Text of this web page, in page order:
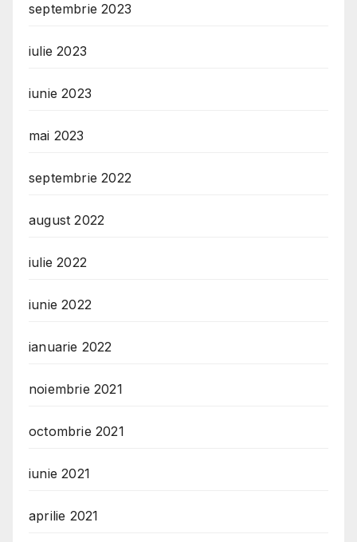
septembrie 2023
iulie 2023
iunie 2023
mai 2023
septembrie 2022
august 2022
iulie 2022
iunie 2022
ianuarie 2022
noiembrie 2021
octombrie 2021
iunie 2021
aprilie 2021